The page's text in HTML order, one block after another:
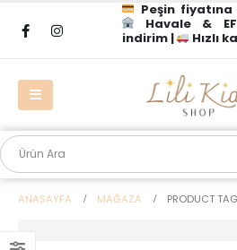
Peşin
Havale &
indirim |
Hızlı
ANASAYFA MAĞAZA PRODUCT